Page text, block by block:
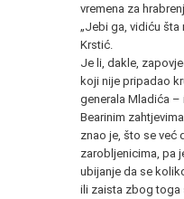
vremena za
„Jebi ga, vidiću šta
Krstić.
Je li, dakle,
koji nije pripadao
generala Mladića –
Bearinim
znao je, što se već
zarobljenicima, pa
ubijanje da se
ili zaista zbog toga